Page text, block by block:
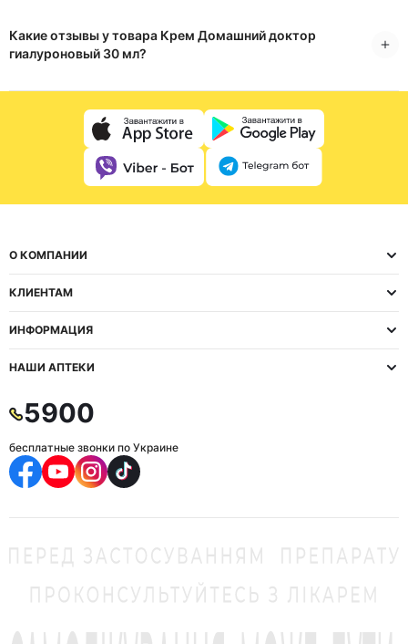
Какие отзывы у товара Крем Домашний доктор
гиалуроновый 30 мл?
О КОМПАНИИ
КЛИЕНТАМ
ИНФОРМАЦИЯ
НАШИ АПТЕКИ
5900
бесплатные звонки по Украине